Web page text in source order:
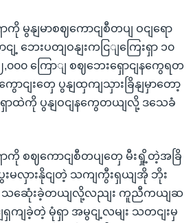
ကို မွနျမာစဈကောငျစီတပျ ဝငျရော
ငျ့ ဘေးပတျဝနျးကငြျကြေးရှာ ၁၀
၀၀ ကြောျ စဈဘေးရှောငျနကွေရတ
ငျးတှေ ပွနျထှကျသှားခြိနျမှာတော့
ထဲကို ပွနျဝငျနကွေတယျလို့ ဒသေခံ
ရှာကို စဈကောငျစီတပျတှေ မီးရှို့တဲ့အခြိ
းမလှားနိုငျတဲ့ သကျကွီးရှယျအို ဘိုး
ပွီး သဆေုံးခဲ့တယျလို့လညျး ကူညီကယျဆ
ျရှကျခဲ့တဲ့ မုံရှာ အမွငျ့လမျး သတငျးမှ